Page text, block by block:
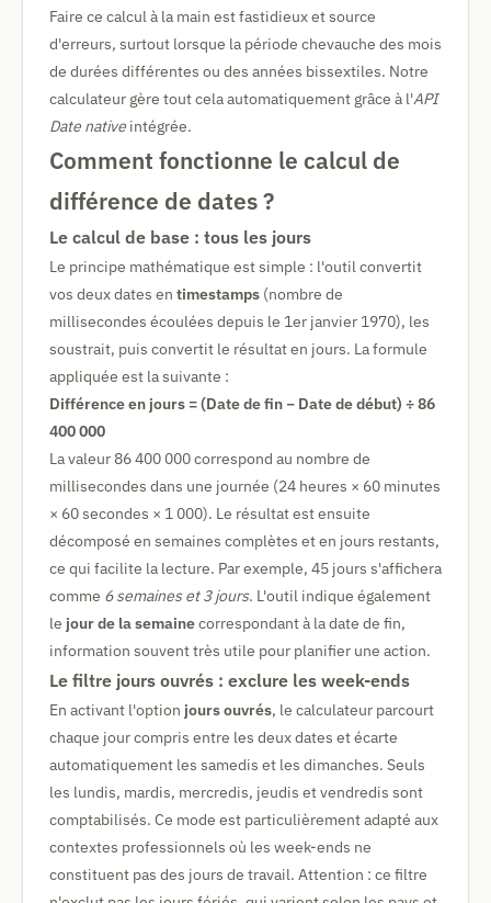
Faire ce calcul à la main est fastidieux et source
d'erreurs, surtout lorsque la période chevauche des mois
de durées différentes ou des années bissextiles. Notre
calculateur gère tout cela automatiquement grâce à l'API
Date native intégrée.
Comment fonctionne le calcul de
différence de dates ?
Le calcul de base : tous les jours
Le principe mathématique est simple : l'outil convertit
vos deux dates en timestamps (nombre de
millisecondes écoulées depuis le 1er janvier 1970), les
soustrait, puis convertit le résultat en jours. La formule
appliquée est la suivante :
Différence en jours = (Date de fin − Date de début) ÷ 86
400 000
La valeur 86 400 000 correspond au nombre de
millisecondes dans une journée (24 heures × 60 minutes
× 60 secondes × 1 000). Le résultat est ensuite
décomposé en semaines complètes et en jours restants,
ce qui facilite la lecture. Par exemple, 45 jours s'affichera
comme 6 semaines et 3 jours. L'outil indique également
le jour de la semainecorrespondant à la date de fin,
information souvent très utile pour planifier une action.
Le filtre jours ouvrés : exclure les week-ends
En activant l'option jours ouvrés, le calculateur parcourt
chaque jour compris entre les deux dates et écarte
automatiquement les samedis et les dimanches. Seuls
les lundis, mardis, mercredis, jeudis et vendredis sont
comptabilisés. Ce mode est particulièrement adapté aux
contextes professionnels où les week-ends ne
constituent pas des jours de travail. Attention : ce filtre